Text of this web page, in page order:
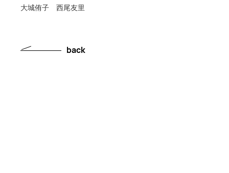
大城侑子 西尾友里
back